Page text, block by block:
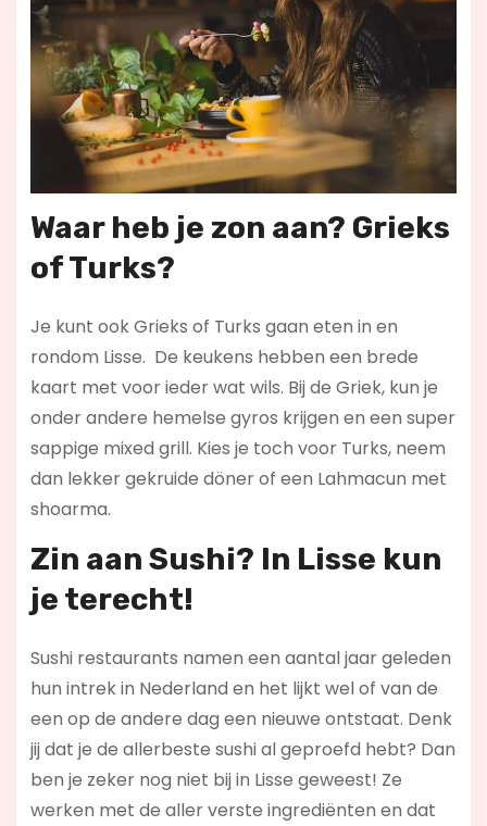
Waar heb je zon aan? Grieks
of Turks?
Je kunt ook Grieks of Turks gaan eten in en
rondom Lisse. De keukens hebben een brede
kaart met voor ieder wat wils. Bij de Griek, kun je
onder andere hemelse gyros krijgen en een super
sappige mixed grill. Kies je toch voor Turks, neem
dan lekker gekruide döner of een Lahmacun met
shoarma.
Zin aan Sushi? In Lisse kun
je terecht!
Sushi restaurants namen een aantal jaar geleden
hun intrek in Nederland en het lijkt wel of van de
een op de andere dag een nieuwe ontstaat. Denk
jij dat je de allerbeste sushi al geproefd hebt? Dan
ben je zeker nog niet bij in Lisse geweest! Ze
werken met de aller verste ingrediënten en dat